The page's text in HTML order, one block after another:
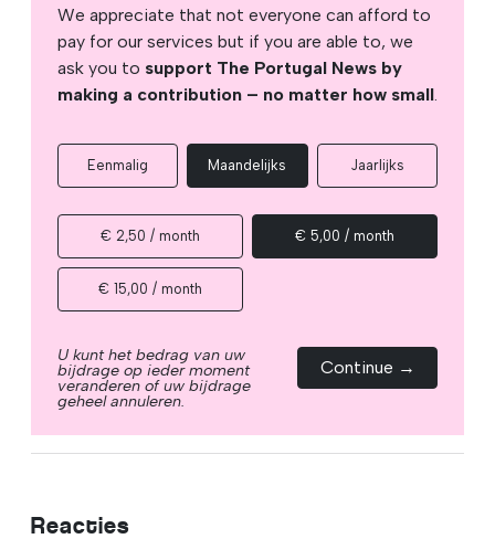
We appreciate that not everyone can afford to
pay for our services but if you are able to, we
ask you to support The Portugal News by
making a contribution – no matter how small.
Eenmalig Maandelijks Jaarlijks
€ 2,50 / month € 5,00 / month
€ 15,00 / month
U kunt het bedrag van uw
bijdrage op ieder moment
veranderen of uw bijdrage
geheel annuleren.
Continue →
Reacties